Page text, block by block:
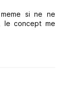
si ne ne
le concept me